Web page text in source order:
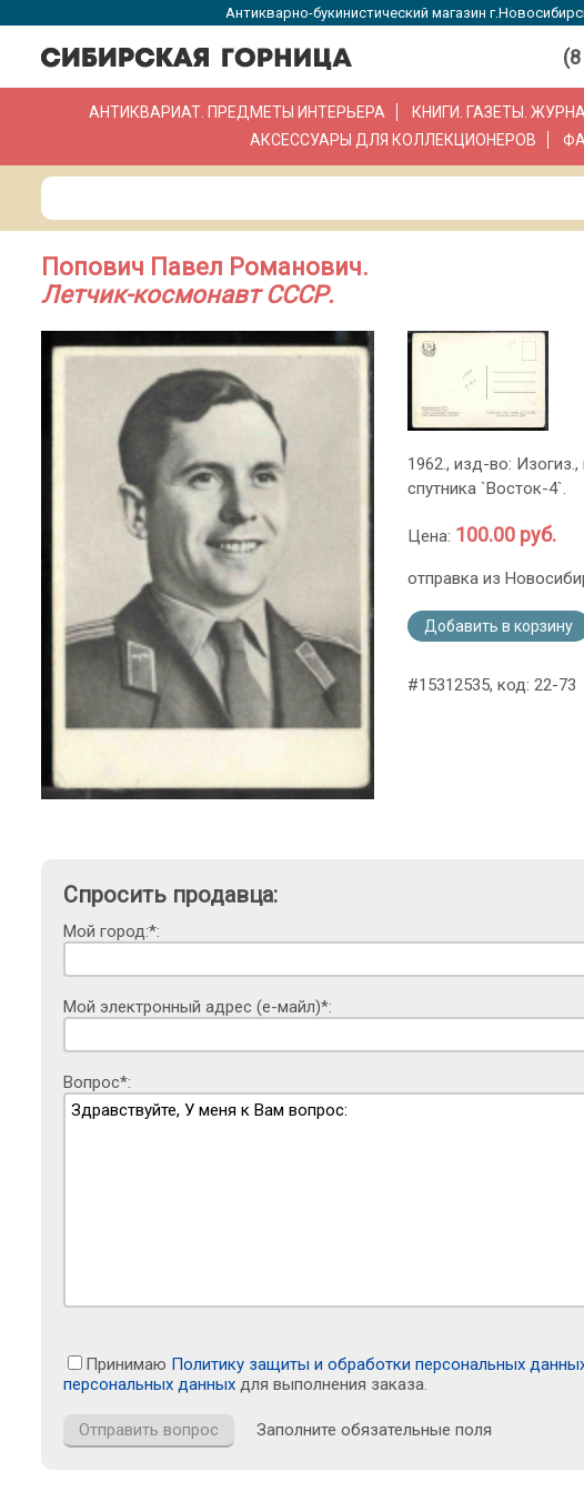
Антикварно-букинистический магазин
АНТИКВАРИАТ. ПРЕДМЕТЫ ИНТЕРЬЕРА КНИГИ. ГАЗЕТЫ.
АКСЕССУАРЫ ДЛЯ КОЛЛЕКЦИОНЕРОВ
Попович Павел Романович.
Летчик-космонавт СССР.
1962., изд-во:
спутника `Восток-4`.
Цена: 100.00 руб.
отправка из
Добавить в корзину
#15312535, код: 22-73
Спросить продавца:
Мой город:*:
Мой электронный адрес (е-майл)*:
Вопрос*:
Принимаю Политику защиты и обработки персональных
персональных данных для выполнения заказа.
Заполните обязательные поля